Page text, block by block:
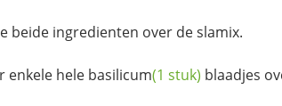
beide ingredienten over de slamix.
enkele hele basilicum(1 stuk) blaadjes